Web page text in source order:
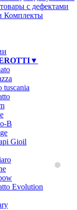
с дефектами
Комплекты
tuscania
B
Gioil
Evolution